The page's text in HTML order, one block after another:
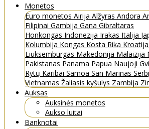
Monetos
Euro monetos Airija Alžyras Andora
Filipinai Gambija Gana Gibraltaras
Honkongas Indonezija Irakas Italija
Kolumbija Kongas Kosta Rika Kroatija
Liuksemburgas Makedonija Malaizija
Pakistanas Panama Papua Naujoji
Rytų Karibai Samoa San Marinas
Vietnamas Žaliasis kyšulys Zambija
Auksas
Auksinės monetos
Aukso luitai
Banknotai